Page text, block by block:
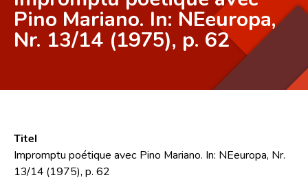
Home
Erweiterte Suche
CNL
Forschungsgruppe
Pino Mariano. In: NEeuropa,
Nr. 13/14 (1975), p. 62
Titel
Impromptu poétique avec Pino Mariano. In: NEeuropa, Nr.
13/14 (1975), p. 62